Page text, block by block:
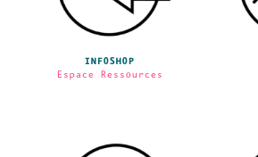
INFOSHOP
Espace Ressources